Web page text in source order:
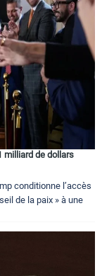
milliard de dollars
conditionne l’accès
de la paix » à une